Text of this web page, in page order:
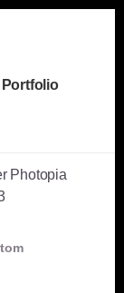
Portfolio
Photopia